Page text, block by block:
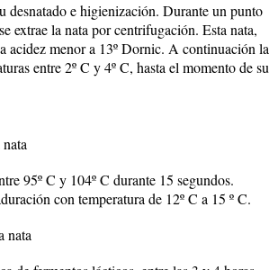
desnatado e higienización. Durante un punto
extrae la nata por centrifugación. Esta nata,
acidez menor a 13º Dornic. A continuación la
entre 2º C y 4º C, hasta el momento de su
95º C y 104º C durante 15 segundos.
con temperatura de 12º C a 15 º C.
nata